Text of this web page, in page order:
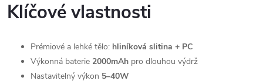
Klíčové vlastnosti
Prémiové a lehké tělo: hliníková slitina + PC
Výkonná baterie 2000mAh pro dlouhou výdrž
Nastavitelný výkon 5–40W